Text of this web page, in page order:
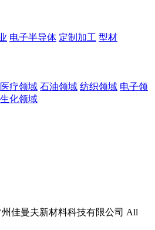
电子半导体 定制加工 型材
医疗领域 石油领域 纺织领域 电子领
化领域
州佳曼夫新材料科技有限公司 All